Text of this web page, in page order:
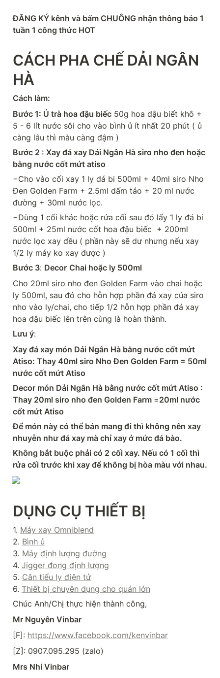
ĐĂNG KÝ kênh và bấm CHUÔNG nhận thông báo 1
tuần 1 công thức HOT
CÁCH PHA CHẾ DẢI NGÂN
HÀ
Cách làm:
Bước 1: Ủ trà hoa đậu biếc 50g hoa đậu biết khô +
5 - 6 lít nước sôi cho vào bình ủ ít nhất 20 phút ( ủ
càng lâu thì màu càng đậm )
Bước 2 : Xay đá xay Dải Ngân Hà siro nho đen hoặc
bằng nước cốt mứt atiso
−Cho vào cối xay 1 ly đá bi 500ml + 40ml siro Nho
Đen Golden Farm + 2.5ml dấm táo + 20 ml nước
đường + 30ml nước lọc.
−Dùng 1 cối khác hoặc rửa cối sau đó lấy 1 ly đá bi
500ml + 25ml nước cốt hoa đậu biếc  + 200ml
nước lọc xay đều ( phần này sẽ dư nhưng nếu xay
1/2 ly máy ko xay được )
Bước 3: Decor Chai hoặc ly 500ml
Cho 20ml siro nho đen Golden Farm vào chai hoặc
ly 500ml, sau đó cho hỗn hợp phần đá xay của siro
nho vào ly/chai, cho tiếp 1/2 hỗn hợp phần đá xay
hoa đậu biếc lên trên cùng là hoàn thành.
Lưu ý:
Xay đá xay món Dải Ngân Hà bằng nước cốt mứt
Atiso: Thay 40ml siro Nho Đen Golden Farm = 50ml
nước cốt mứt Atiso
Decor món Dải Ngân Hà bằng nước cốt mứt Atiso :
Thay 20ml siro nho đen Golden Farm =20ml nước
cốt mứt Atiso
Để món này có thể bán mang đi thì không nên xay
nhuyễn như đá xay mà chỉ xay ở mức đá bào.
Không bắt buộc phải có 2 cối xay. Nếu có 1 cối thì
rửa cối trước khi xay để không bị hòa màu với nhau.
DỤNG CỤ THIẾT BỊ
1. Máy xay Omniblend
2. Bình ủ
3. Máy định lượng đường
4. Jigger đong định lượng
5. Cân tiểu ly điện tử
6. Thiết bị chuyên dụng cho quán lớn
Chúc Anh/Chị thực hiện thành công,
Mr Nguyên Vinbar
[F]: https://www.facebook.com/kenvinbar
[Z]: 0907.095.295 (zalo)
Mrs Nhi Vinbar